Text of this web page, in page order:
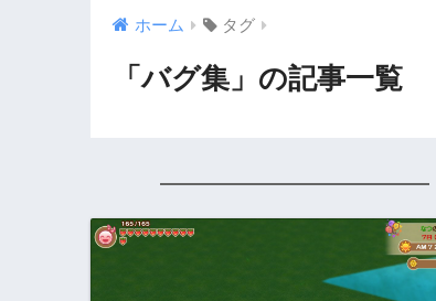
ホーム タグ
「バグ集」の記事一覧